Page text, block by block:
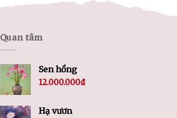
Quan tâm
Sen hồng
12.000.000₫
Hạ vươn